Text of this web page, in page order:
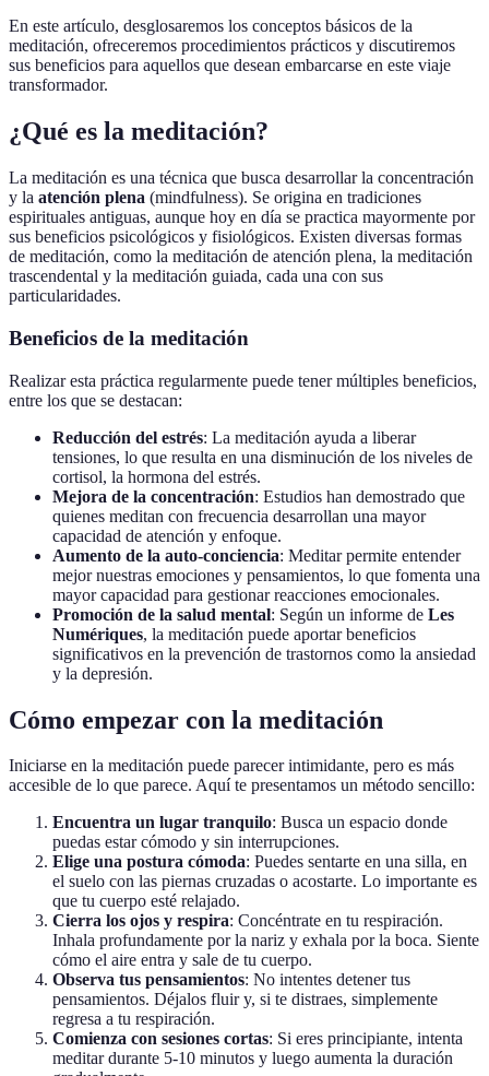
En este artículo, desglosaremos los conceptos básicos de la
meditación, ofreceremos procedimientos prácticos y discutiremos
sus beneficios para aquellos que desean embarcarse en este viaje
transformador.
¿Qué es la meditación?
La meditación es una técnica que busca desarrollar la concentración
y la atención plena (mindfulness). Se origina en tradiciones
espirituales antiguas, aunque hoy en día se practica mayormente por
sus beneficios psicológicos y fisiológicos. Existen diversas formas
de meditación, como la meditación de atención plena, la meditación
trascendental y la meditación guiada, cada una con sus
particularidades.
Beneficios de la meditación
Realizar esta práctica regularmente puede tener múltiples beneficios,
entre los que se destacan:
Reducción del estrés: La meditación ayuda a liberar
tensiones, lo que resulta en una disminución de los niveles de
cortisol, la hormona del estrés.
Mejora de la concentración: Estudios han demostrado que
quienes meditan con frecuencia desarrollan una mayor
capacidad de atención y enfoque.
Aumento de la auto-conciencia: Meditar permite entender
mejor nuestras emociones y pensamientos, lo que fomenta una
mayor capacidad para gestionar reacciones emocionales.
Promoción de la salud mental: Según un informe de Les
Numériques, la meditación puede aportar beneficios
significativos en la prevención de trastornos como la ansiedad
y la depresión.
Cómo empezar con la meditación
Iniciarse en la meditación puede parecer intimidante, pero es más
accesible de lo que parece. Aquí te presentamos un método sencillo:
Encuentra un lugar tranquilo: Busca un espacio donde
puedas estar cómodo y sin interrupciones.
Elige una postura cómoda: Puedes sentarte en una silla, en
el suelo con las piernas cruzadas o acostarte. Lo importante es
que tu cuerpo esté relajado.
Cierra los ojos y respira: Concéntrate en tu respiración.
Inhala profundamente por la nariz y exhala por la boca. Siente
cómo el aire entra y sale de tu cuerpo.
Observa tus pensamientos: No intentes detener tus
pensamientos. Déjalos fluir y, si te distraes, simplemente
regresa a tu respiración.
Comienza con sesiones cortas: Si eres principiante, intenta
meditar durante 5-10 minutos y luego aumenta la duración